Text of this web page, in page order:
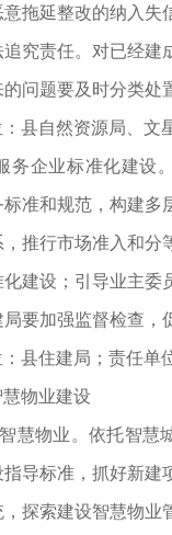
拖延整改的纳入失
究责任。对已经建
问题要及时分类处
县自然资源局、文
企业标准化建设
准和规范，构建多
推行市场准入和分
建设；引导业主委
要加强监督检查，
县住建局；责任单
物业建设
物业。依托智慧城
导标准，抓好新建
探索建设智慧物业